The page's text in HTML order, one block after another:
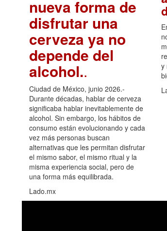
nueva forma de
disfrutar una
cerveza ya no
depende del
alcohol..
Ciudad de México, junio 2026.-
Durante décadas, hablar de cerveza
significaba hablar inevitablemente de
alcohol. Sin embargo, los hábitos de
consumo están evolucionando y cada
vez más personas buscan
alternativas que les permitan disfrutar
el mismo sabor, el mismo ritual y la
misma experiencia social, pero de
una forma más equilibrada.
Lado.mx
y